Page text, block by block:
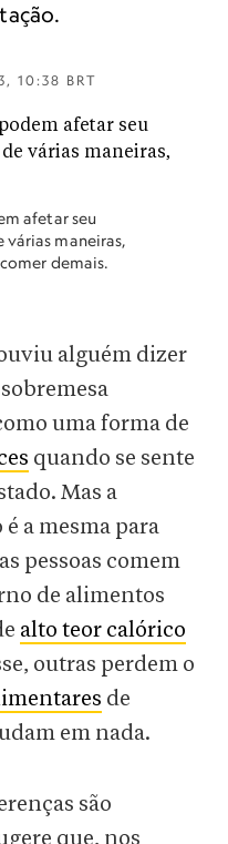
10:38 BRT
afetar seu
maneiras,
demais.
alguém dizer
uma forma de
quando se sente
Mas a
é a mesma para
pessoas comem
de alimentos
alto teor calórico
outras perdem o
de
em nada.
são
que, nos